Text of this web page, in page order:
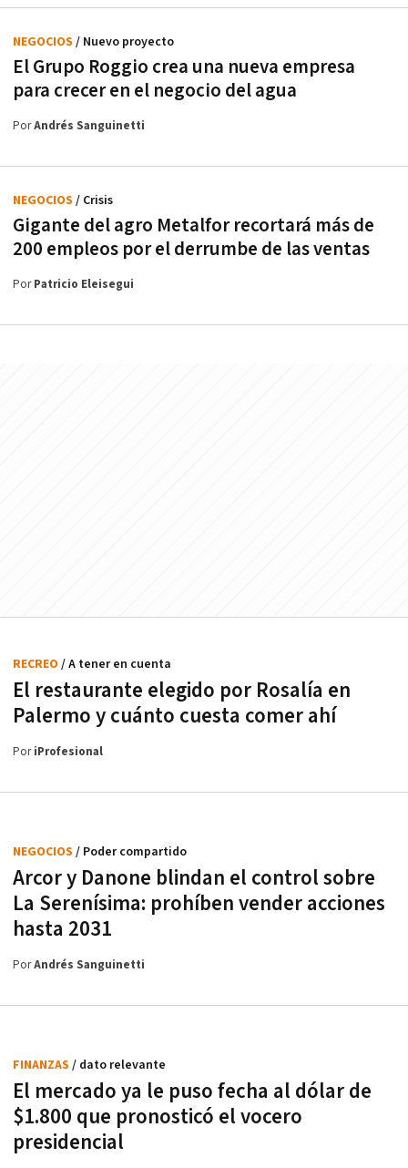
El Grupo Roggio crea una nueva empresa
para crecer en el negocio del agua
NEGOCIOS / Nuevo proyecto
PorAndrés Sanguinetti
Gigante del agro Metalfor recortará más de
200 empleos por el derrumbe de las ventas
NEGOCIOS / Crisis
PorPatricio Eleisegui
El restaurante elegido por Rosalía en
Palermo y cuánto cuesta comer ahí
RECREO / A tener en cuenta
PoriProfesional
Arcor y Danone blindan el control sobre
La Serenísima: prohíben vender acciones
hasta 2031
NEGOCIOS / Poder compartido
PorAndrés Sanguinetti
El mercado ya le puso fecha al dólar de
$1.800 que pronosticó el vocero
presidencial
FINANZAS / dato relevante